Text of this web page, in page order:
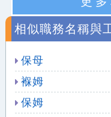
相似職務名稱與
保母
褓姆
保姆